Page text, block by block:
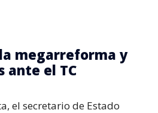
megarreforma y
ante el TC
el secretario de Estado